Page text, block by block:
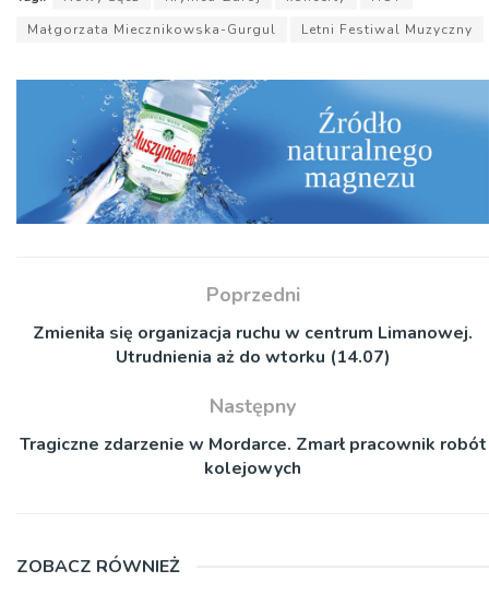
Małgorzata Miecznikowska-Gurgul
Letni Festiwal Muzyczny
Poprzedni
Zmieniła się organizacja ruchu w centrum Limanowej.
Utrudnienia aż do wtorku (14.07)
Następny
Tragiczne zdarzenie w Mordarce. Zmarł pracownik robót
kolejowych
ZOBACZ RÓWNIEŻ